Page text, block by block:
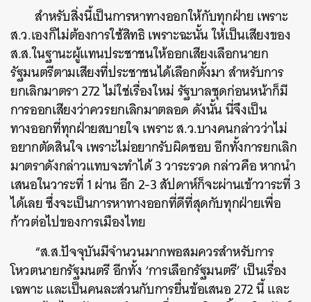
สำหรับสิ่งนี้เป็นการหาทางออกให้กับทุกฝ่าย เพราะ
ส.ว.เองก็ไม่ต้องการใช้สิทธิ เพราะฉะนั้น ให้เป็นเสียงของ
ส.ส.ในฐานะผู้แทนประชาชนให้ออกเสียงเลือกนายก
รัฐมนตรีตามเสียงที่ประชาชนได้เลือกตั้งมา สำหรับการ
ยกเลิกมาตรา 272 ไม่ใช่เรื่องใหม่ รัฐบาลชุดก่อนหน้าก็มี
การออกเสียงว่าควรยกเลิกมาตลอด ดังนั้น นี่จึงเป็น
ทางออกที่ทุกฝ่ายสบายใจ เพราะ ส.ว.บางคนกล่าวว่าไม่
อยากตัดสินใจ เพราะไม่อยากรับผิดชอบ อีกทั้งการยกเลิก
มาตราดังกล่าวแทบจะทำได้ 3 วาระรวด กล่าวคือ หากนำ
เสนอในวาระที่ 1 ผ่าน อีก 2-3 สัปดาห์ก็จะผ่านเข้าวาระที่ 3
ได้เลย ซึ่งจะเป็นการหาทางออกที่ดีที่สุดกับทุกฝ่ายเพื่อ
ก้าวต่อไปของการเมืองไทย
“ส.ส.ปัจจุบันมีจำนวนมากพอสมควรสำหรับการ
โหวตนายกรัฐมนตรี อีกทั้ง ‘การเลือกรัฐมนตรี’ เป็นเรื่อง
เฉพาะ และเป็นคนละส่วนกับการยื่นข้อเสนอ 272 นี้ และ